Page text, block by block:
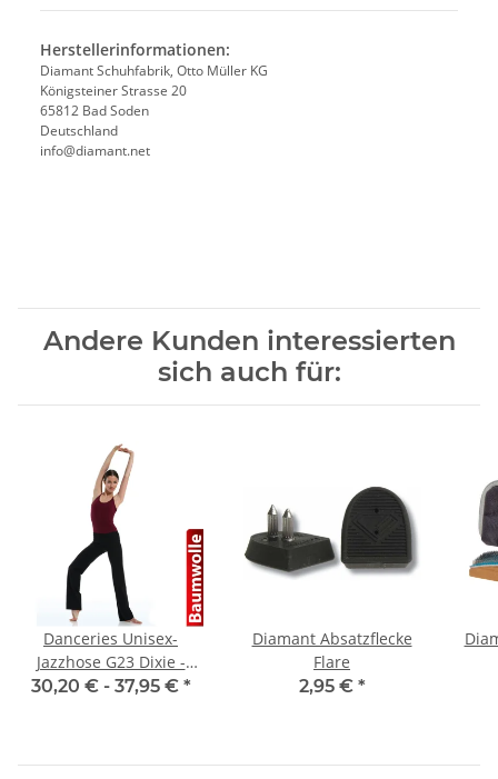
Herstellerinformationen:
Diamant Schuhfabrik, Otto Müller KG
Königsteiner Strasse 20
65812 Bad Soden
Deutschland
info@diamant.net
Andere Kunden interessierten
sich auch für:
Danceries Unisex-
Jazzhose G23 Dixie -
Baumwolle
30,20 € - 37,95 € *
Diamant Absatzflecke
Flare
2,95 € *